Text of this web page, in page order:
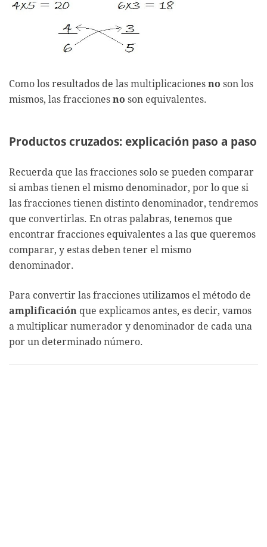
Como los resultados de las multiplicaciones no son los
mismos, las fracciones no son equivalentes.
Productos cruzados: explicación paso a paso
Recuerda que las fracciones solo se pueden comparar
si ambas tienen el mismo denominador, por lo que si
las fracciones tienen distinto denominador, tendremos
que convertirlas. En otras palabras, tenemos que
encontrar fracciones equivalentes a las que queremos
comparar, y estas deben tener el mismo
denominador.
Para convertir las fracciones utilizamos el método de
amplificación que explicamos antes, es decir, vamos
a multiplicar numerador y denominador de cada una
por un determinado número.